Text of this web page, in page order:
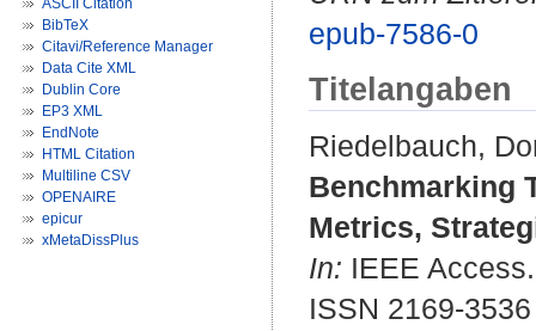
ASCII Citation
BibTeX
Citavi/Reference Manager
Data Cite XML
Dublin Core
EP3 XML
EndNote
HTML Citation
Multiline CSV
OPENAIRE
epicur
xMetaDissPlus
epub-7586-0
Titelangaben
Riedelbauch,
Benchmarking
Metrics,
In: IEEE
ISSN 2169-3536